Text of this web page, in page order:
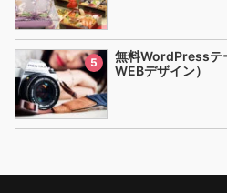
5
無料WordPressテ
WEBデザイン）